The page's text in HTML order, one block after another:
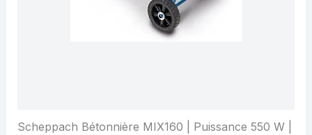
Scheppach Bétonnière MIX160 | Puissance 550 W |